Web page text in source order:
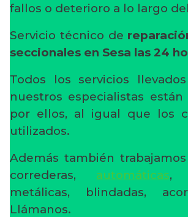
fallos o deterioro a lo largo
Servicio técnico de
seccionales en Sesa las 24
Todos los servicios
nuestros especialistas están
por ellos, al igual que los
utilizados.
Además también
correderas, automáticas,
metálicas, blindadas,
Llámanos.